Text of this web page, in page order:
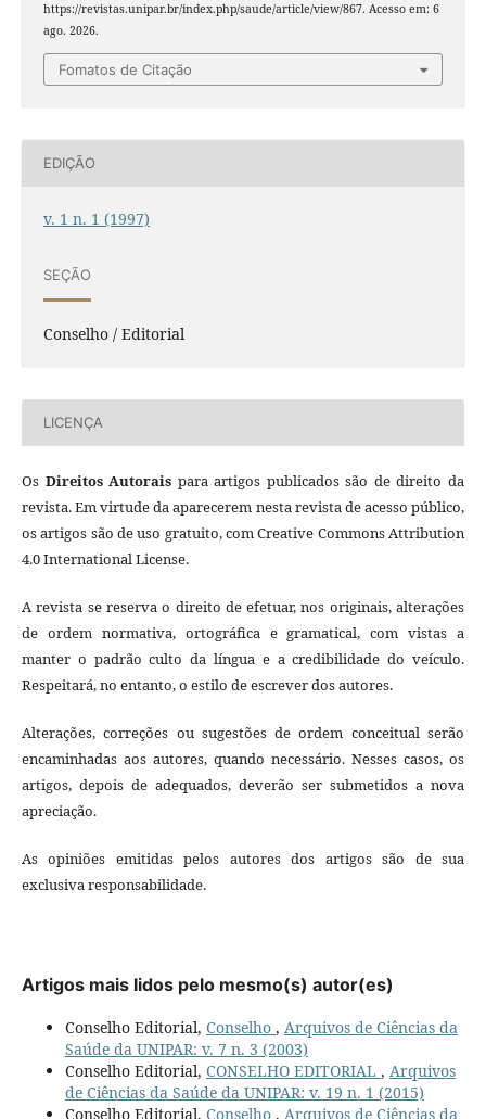
https://revistas.unipar.br/index.php/saude/article/view/867. Acesso em: 6
ago. 2026.
Fomatos de Citação
EDIÇÃO
v. 1 n. 1 (1997)
SEÇÃO
Conselho / Editorial
LICENÇA
Os Direitos Autorais para artigos publicados são de direito da
revista. Em virtude da aparecerem nesta revista de acesso público,
os artigos são de uso gratuito, com Creative Commons Attribution
4.0 International License.
A revista se reserva o direito de efetuar, nos originais, alterações
de ordem normativa, ortográfica e gramatical, com vistas a
manter o padrão culto da língua e a credibilidade do veículo.
Respeitará, no entanto, o estilo de escrever dos autores.
Alterações, correções ou sugestões de ordem conceitual serão
encaminhadas aos autores, quando necessário. Nesses casos, os
artigos, depois de adequados, deverão ser submetidos a nova
apreciação.
As opiniões emitidas pelos autores dos artigos são de sua
exclusiva responsabilidade.
Artigos mais lidos pelo mesmo(s) autor(es)
Conselho Editorial, Conselho , Arquivos de Ciências da
Saúde da UNIPAR: v. 7 n. 3 (2003)
Conselho Editorial, CONSELHO EDITORIAL , Arquivos
de Ciências da Saúde da UNIPAR: v. 19 n. 1 (2015)
Conselho Editorial, Conselho , Arquivos de Ciências da